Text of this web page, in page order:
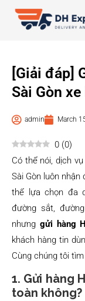
[Giải đáp]
Sài Gòn
admin March
0 (0)
Có thể nói, dịch
Sài Gòn luôn
thể lựa chọn đa
đường sắt,
nhưng gửi hàng
khách hàng tin
Cùng chúng tôi
1. Gửi hàng
toàn không?